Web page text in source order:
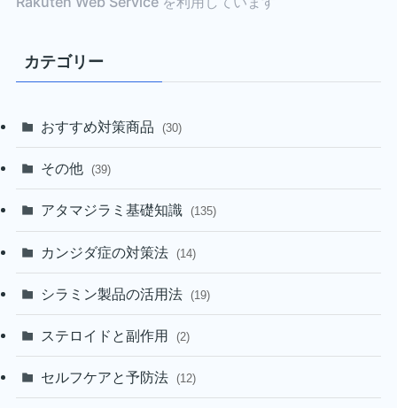
カテゴリー
おすすめ対策商品 (30)
その他 (39)
アタマジラミ基礎知識 (135)
カンジダ症の対策法 (14)
シラミン製品の活用法 (19)
ステロイドと副作用 (2)
セルフケアと予防法 (12)